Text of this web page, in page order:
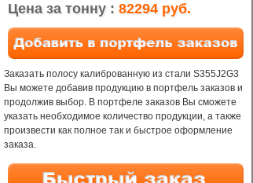
Цена за тонну : 82294 руб.
Заказать полосу калиброванную из стали S355J2G3
Вы можете добавив продукцию в портфель заказов и
продолжив выбор. В портфеле заказов Вы сможете
указать необходимое количество продукции, а также
произвести как полное так и быстрое оформление
заказа.